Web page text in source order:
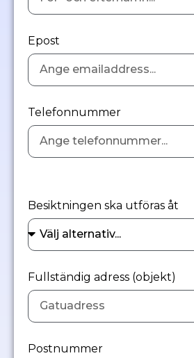
Epost
Telefonnummer
Besiktningen ska utföras åt
Fullständig adress (objekt)
Postnummer